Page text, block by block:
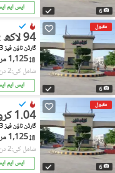
6 ایس ایم
مقبول
6
94 لاکھ
گارڈن ٹاؤن فیز 3, گارڈن ٹاؤن
1,125 مربع فیٹ
شامل کی:2 دن پہل
ایس ایم
مقبول
6
1.04 کروڑ
گارڈن ٹاؤن فیز 3, گارڈن ٹاؤن
1,125 مربع فیٹ
شامل کی:2 دن پہل
ایس ایم